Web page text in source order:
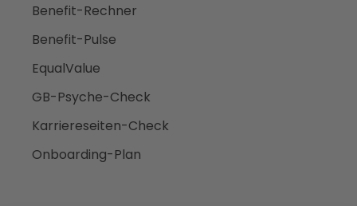
Benefit-Rechner
Benefit-Pulse
EqualValue
GB-Psyche-Check
Karriereseiten-Check
Onboarding-Plan